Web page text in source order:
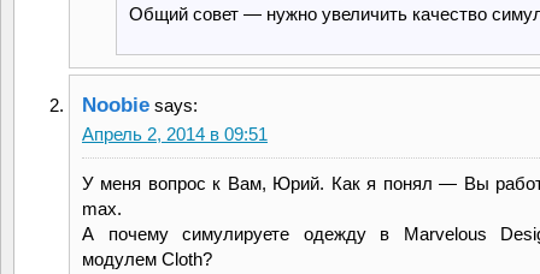
Общий совет — нужно увеличить качество
Noobie says:
Апрель 2, 2014 в 09:51
У меня вопрос к Вам, Юрий. Как я понял — Вы
max.
А почему симулируете одежду в Marvelous
модулем Cloth?